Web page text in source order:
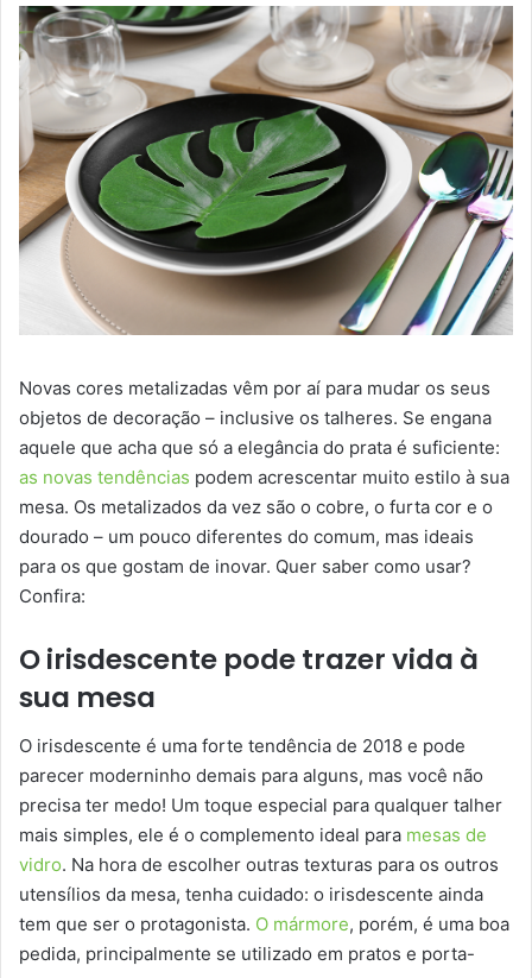
Novas cores metalizadas vêm por aí para mudar os seus
objetos de decoração – inclusive os talheres. Se engana
aquele que acha que só a elegância do prata é suficiente:
as novas tendências podem acrescentar muito estilo à sua
mesa. Os metalizados da vez são o cobre, o furta cor e o
dourado – um pouco diferentes do comum, mas ideais
para os que gostam de inovar. Quer saber como usar?
Confira:
O irisdescente pode trazer vida à
sua mesa
O irisdescente é uma forte tendência de 2018 e pode
parecer moderninho demais para alguns, mas você não
precisa ter medo! Um toque especial para qualquer talher
mais simples, ele é o complemento ideal para mesas de
vidro. Na hora de escolher outras texturas para os outros
utensílios da mesa, tenha cuidado: o irisdescente ainda
tem que ser o protagonista. O mármore, porém, é uma boa
pedida, principalmente se utilizado em pratos e porta-